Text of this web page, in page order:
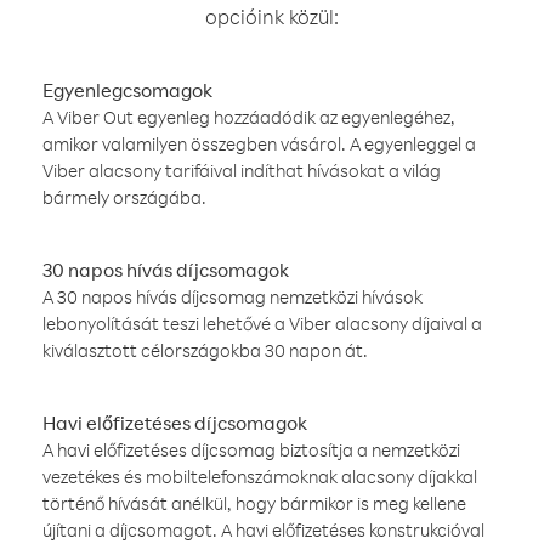
opcióink közül:
Egyenlegcsomagok
A Viber Out egyenleg hozzáadódik az egyenlegéhez,
amikor valamilyen összegben vásárol. A egyenleggel a
Viber alacsony tarifáival indíthat hívásokat a világ
bármely országába.
30 napos hívás díjcsomagok
A 30 napos hívás díjcsomag nemzetközi hívások
lebonyolítását teszi lehetővé a Viber alacsony díjaival a
kiválasztott célországokba 30 napon át.
Havi előfizetéses díjcsomagok
A havi előfizetéses díjcsomag biztosítja a nemzetközi
vezetékes és mobiltelefonszámoknak alacsony díjakkal
történő hívását anélkül, hogy bármikor is meg kellene
újítani a díjcsomagot. A havi előfizetéses konstrukcióval